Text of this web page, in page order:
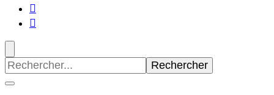
Recherche
pour
: